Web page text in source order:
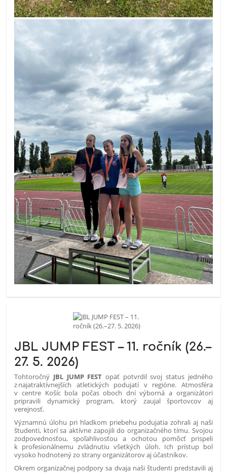
JBL JUMP FEST – 11. ročník (26.–
27. 5. 2026)
Tohtoročný JBL JUMP FEST opäť potvrdil svoj status jedného
z najatraktívnejších atletických podujatí v regióne. Atmosféra
v centre Košíc bola počas oboch dní výborná a organizátori
pripravili dynamický program, ktorý zaujal športovcov aj
verejnosť.
Významnú úlohu pri hladkom priebehu podujatia zohrali aj naši
študenti, ktorí sa aktívne zapojili do organizačného tímu. Svojou
zodpovednosťou, spoľahlivosťou a ochotou pomôcť prispeli
k profesionálnemu zvládnutiu všetkých úloh. Ich prístup bol
vysoko hodnotený zo strany organizátorov aj účastníkov.
Okrem organizačnej podpory sa dvaja naši študenti predstavili aj